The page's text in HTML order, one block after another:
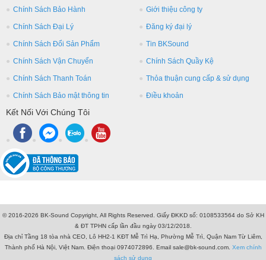
Chính Sách Bảo Hành
Chính Sách Đại Lý
Chính Sách Đổi Sản Phẩm
Chính Sách Vận Chuyển
Chính Sách Thanh Toán
Chính Sách Bảo mật thông tin
Giới thiệu công ty
Đăng ký đại lý
Tin BKSound
Chính Sách Quầy Kệ
Thỏa thuận cung cấp & sử dụng
Điều khoản
Kết Nối Với Chúng Tôi
© 2016-2026 BK-Sound Copyright, All Rights Reserved. Giấy ĐKKD số: 0108533564 do Sở KH
& ĐT TPHN cấp lần đầu ngày 03/12/2018.
Địa chỉ Tầng 18 tòa nhà CEO, Lô HH2-1 KĐT Mễ Trì Hạ, Phường Mễ Trì, Quận Nam Từ Liêm,
Thành phố Hà Nội, Việt Nam. Điện thoại 0974072896. Email sale@bk-sound.com. Xem chính
sách sử dụng